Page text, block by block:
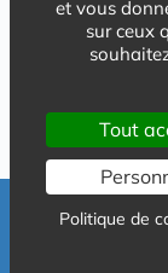
proposent à
dans des
comme la
Besoin
et vous
sur ceux
Tout
Politique de